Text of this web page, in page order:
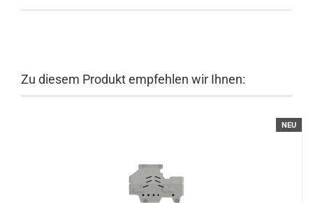
Zu diesem Produkt empfehlen wir Ihnen:
NEU